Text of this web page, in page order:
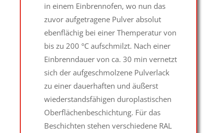
in einem Einbrennofen, wo nun das
zuvor aufgetragene Pulver absolut
ebenflächig bei einer Themperatur von
bis zu 200 °C aufschmilzt. Nach einer
Einbrenndauer von ca. 30 min vernetzt
sich der aufgeschmolzene Pulverlack
zu einer dauerhaften und äußerst
wiederstandsfähigen duroplastischen
Oberflächenbeschichtung. Für das
Beschichten stehen verschiedene RAL